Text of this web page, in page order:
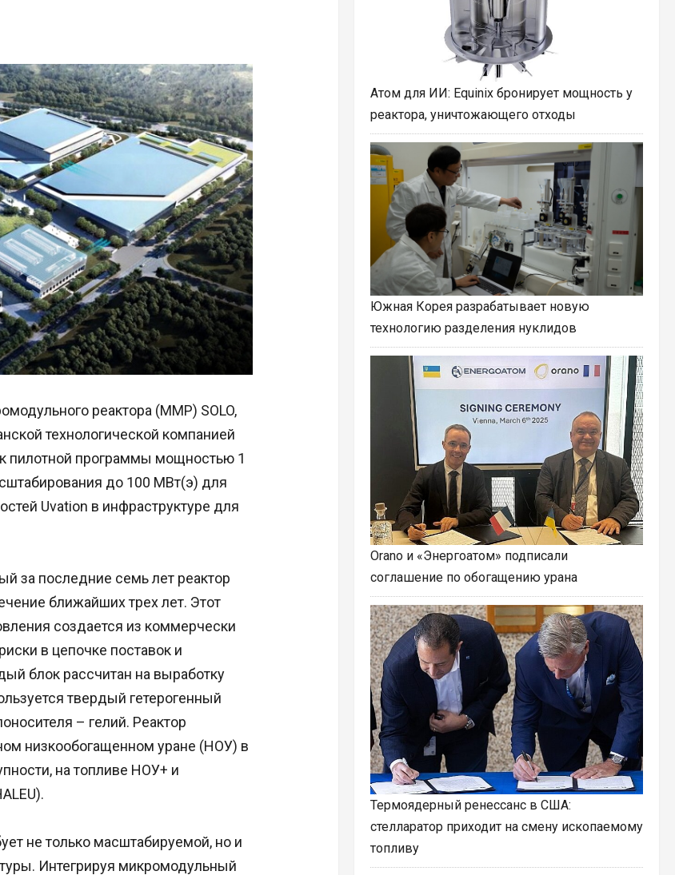
реактора (ММР) SOLO,
технологической компанией
пилотной программы мощностью 1
до 100 МВт(э) для
Uvation в инфраструктуре для
за последние семь лет реактор
ближайших трех лет. Этот
создается из коммерчески
в цепочке поставок и
блок рассчитан на выработку
твердый гетерогенный
– гелий. Реактор
низкообогащенном уране (НОУ) в
на топливе НОУ+ и
не только масштабируемой, но и
Интегрируя микромодульный
Атом для ИИ: Equinix бронирует мощность у
реактора, уничтожающего отходы
Южная Корея разрабатывает новую
технологию разделения нуклидов
Orano и «Энергоатом» подписали
соглашение по обогащению урана
Термоядерный ренессанс в США:
стелларатор приходит на смену ископаемому
топливу